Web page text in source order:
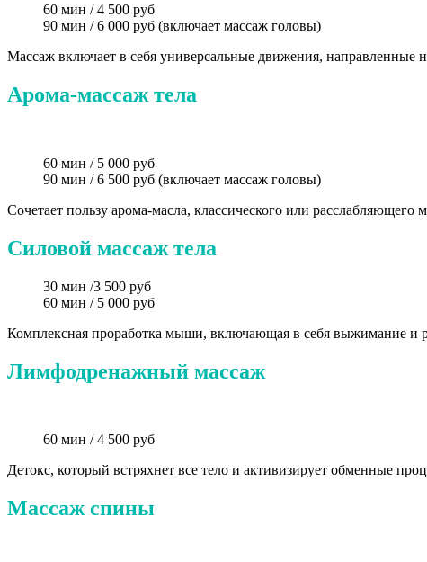
60 мин / 4 500 руб
90 мин / 6 000 руб (включает массаж головы)
Массаж включает в себя универсальные движения, направленные
Арома-массаж тела
60 мин / 5 000 руб
90 мин / 6 500 руб (включает массаж головы)
Сочетает пользу арома-масла, классического или расслабляющего
Силовой массаж тела
30 мин /3 500 руб
60 мин / 5 000 руб
Комплексная проработка мыши, включающая в себя выжимание и
Лимфодренажный массаж
60 мин / 4 500 руб
Детокс, который встряхнет все тело и активизирует обменные
Массаж спины